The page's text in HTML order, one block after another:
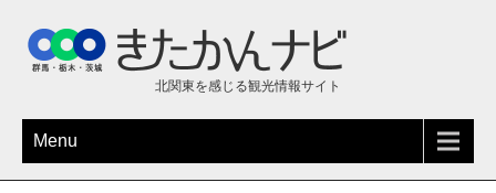
北関東を感じる観光情報サイト
Menu